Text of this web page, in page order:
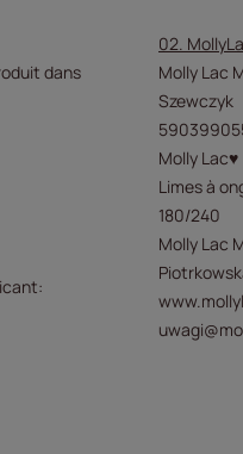
02.
dans
Molly Lac
Szewczyk
Molly Lac♥
Limes à
180/240
Molly Lac